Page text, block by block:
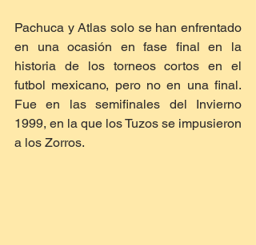
Pachuca y Atlas solo se han enfrentado
en una ocasión en fase final en la
historia de los torneos cortos en el
futbol mexicano, pero no en una final.
Fue en las semifinales del Invierno
1999, en la que los Tuzos se impusieron
a los Zorros.